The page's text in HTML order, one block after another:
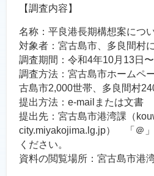
【調査内容】
名称：平良港長期構想案につ
対象者：宮古島市、多良間村
調査期間：令和4年10月13日
調査方法：宮古島市ホームペ
古島市2,000世帯、多良間村
提出方法：e-mailまたは文書
提出先：宮古島市港湾課（
city.miyakojima.lg.jp） 「＠
ください。
資料の閲覧場所：宮古島市港